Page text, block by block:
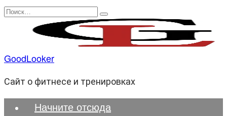
Перейти
содержанию
Search
GoodLooker
Сайт о фитнесе и тренировках
Начните отсюда